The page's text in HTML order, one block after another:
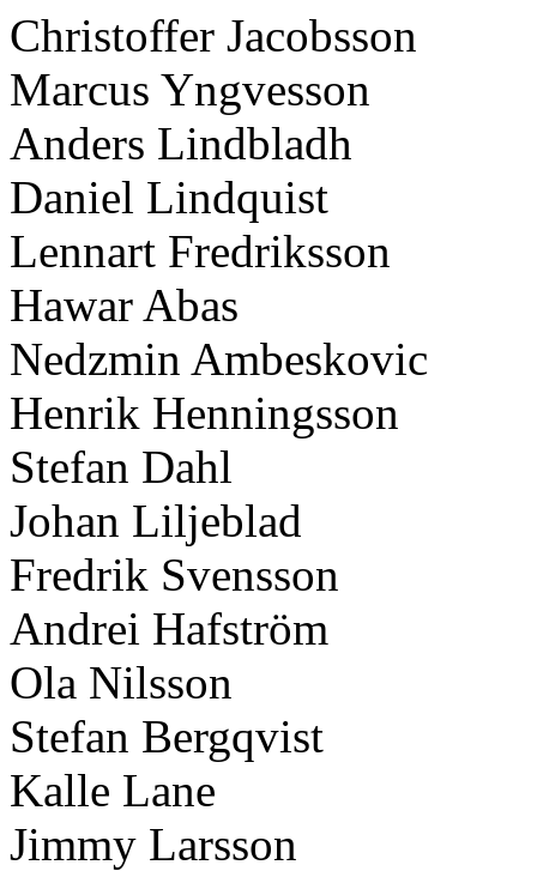
Christoffer Jacobsson
Marcus Yngvesson
Anders Lindbladh
Daniel Lindquist
Lennart Fredriksson
Hawar Abas
Nedzmin Ambeskovic
Henrik Henningsson
Stefan Dahl
Johan Liljeblad
Fredrik Svensson
Andrei Hafström
Ola Nilsson
Stefan Bergqvist
Kalle Lane
Jimmy Larsson